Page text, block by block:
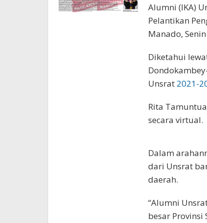
Alumni (IKA)
Pelantikan
Manado,
Diketahui
Unsrat 2021-
Rita
secara virtual.
Dalam
dari Unsrat
daerah.
“Alumni
besar